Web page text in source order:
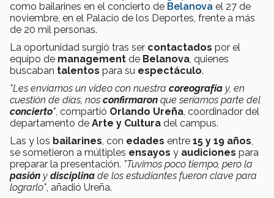
como bailarines en el concierto de Belanova el 27 de
noviembre, en el Palacio de los Deportes, frente a más
de 20 mil personas.
La oportunidad surgió tras ser contactados por el
equipo de management de Belanova , quienes
buscaban talentos para su espectáculo.
"Les enviamos un video con nuestra coreografía y, en
cuestión de días, nos confirmaron que seríamos parte del
concierto" , compartió Orlando Ureña , coordinador del
departamento de Arte y Cultura del campus.
Las y los bailarines , con edades entre 15 y 19 años
se sometieron a múltiples ensayos y audiciones para
preparar la presentación. "Tuvimos poco tiempo, pero la
pasión y disciplina de los estudiantes fueron clave para
lograrlo" , añadió Ureña.